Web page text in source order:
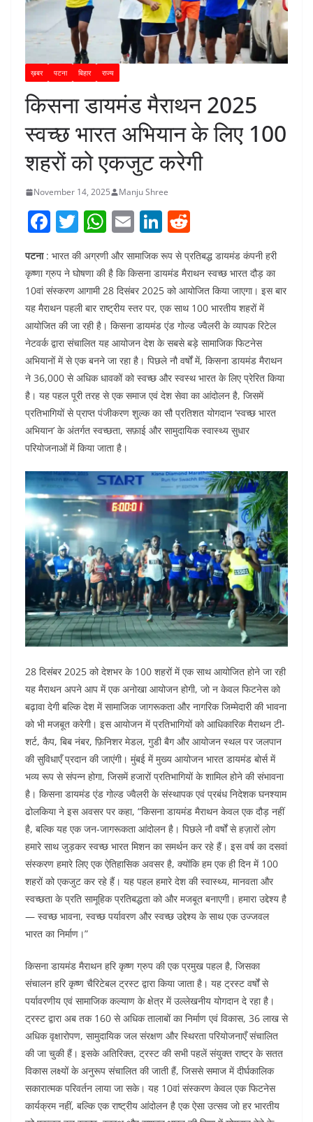
ख़बर पटना बिहार राज्य
किसना डायमंड मैराथन 2025
स्वच्छ भारत अभियान के लिए 100
शहरों को एकजुट करेगी
November 14, 2025 Manju Shree
F
c
e
b
o
o
k
T
w
itt
er
W
h
at
s
A
p
p
E
m
ai
l
Li
k
e
dI
n
e
d
di
t
पटना: भारत की अग्रणी और सामाजिक रूप से प्रतिबद्ध डायमंड कंपनी हरी
कृष्णा ग्रुप ने घोषणा की है कि किसना डायमंड मैराथन स्वच्छ भारत दौड़ का
10वां संस्करण आगामी 28 दिसंबर 2025 को आयोजित किया जाएगा। इस बार
यह मैराथन पहली बार राष्ट्रीय स्तर पर, एक साथ 100 भारतीय शहरों में
आयोजित की जा रही है। किसना डायमंड एंड गोल्ड ज्वैलरी के व्यापक रिटेल
नेटवर्क द्वारा संचालित यह आयोजन देश के सबसे बड़े सामाजिक फिटनेस
अभियानों में से एक बनने जा रहा है। पिछले नौ वर्षों में, किसना डायमंड मैराथन
ने 36,000 से अधिक धावकों को स्वच्छ और स्वस्थ भारत के लिए प्रेरित किया
है। यह पहल पूरी तरह से एक समाज एवं देश सेवा का आंदोलन है, जिसमें
प्रतिभागियों से प्राप्त पंजीकरण शुल्क का सौ प्रतिशत योगदान ‘स्वच्छ भारत
अभियान’ के अंतर्गत स्वच्छता, सफ़ाई और सामुदायिक स्वास्थ्य सुधार
परियोजनाओं में किया जाता है।
28 दिसंबर 2025 को देशभर के 100 शहरों में एक साथ आयोजित होने जा रही
यह मैराथन अपने आप में एक अनोखा आयोजन होगी, जो न केवल फिटनेस को
बढ़ावा देगी बल्कि देश में सामाजिक जागरूकता और नागरिक जिम्मेदारी की भावना
को भी मजबूत करेगी। इस आयोजन में प्रतिभागियों को आधिकारिक मैराथन टी-
शर्ट, कैप, बिब नंबर, फ़िनिशर मेडल, गुडी बैग और आयोजन स्थल पर जलपान
की सुविधाएँ प्रदान की जाएंगी। मुंबई में मुख्य आयोजन भारत डायमंड बोर्स में
भव्य रूप से संपन्न होगा, जिसमें हजारों प्रतिभागियों के शामिल होने की संभावना
है। किसना डायमंड एंड गोल्ड ज्वैलरी के संस्थापक एवं प्रबंध निदेशक घनश्याम
ढोलकिया ने इस अवसर पर कहा, “किसना डायमंड मैराथन केवल एक दौड़ नहीं
है, बल्कि यह एक जन-जागरूकता आंदोलन है। पिछले नौ वर्षों से हज़ारों लोग
हमारे साथ जुड़कर स्वच्छ भारत मिशन का समर्थन कर रहे हैं। इस वर्ष का दसवां
संस्करण हमारे लिए एक ऐतिहासिक अवसर है, क्योंकि हम एक ही दिन में 100
शहरों को एकजुट कर रहे हैं। यह पहल हमारे देश की स्वास्थ्य, मानवता और
स्वच्छता के प्रति सामूहिक प्रतिबद्धता को और मजबूत बनाएगी। हमारा उद्देश्य है
— स्वच्छ भावना, स्वच्छ पर्यावरण और स्वच्छ उद्देश्य के साथ एक उज्जवल
भारत का निर्माण।”
किसना डायमंड मैराथन हरि कृष्ण ग्रुप की एक प्रमुख पहल है, जिसका
संचालन हरि कृष्ण चैरिटेबल ट्रस्ट द्वारा किया जाता है। यह ट्रस्ट वर्षों से
पर्यावरणीय एवं सामाजिक कल्याण के क्षेत्र में उल्लेखनीय योगदान दे रहा है।
ट्रस्ट द्वारा अब तक 160 से अधिक तालाबों का निर्माण एवं विकास, 36 लाख से
अधिक वृक्षारोपण, सामुदायिक जल संरक्षण और स्थिरता परियोजनाएँ संचालित
की जा चुकी हैं। इसके अतिरिक्त, ट्रस्ट की सभी पहलें संयुक्त राष्ट्र के सतत
विकास लक्ष्यों के अनुरूप संचालित की जाती हैं, जिससे समाज में दीर्घकालिक
सकारात्मक परिवर्तन लाया जा सके। यह 10वां संस्करण केवल एक फिटनेस
कार्यक्रम नहीं, बल्कि एक राष्ट्रीय आंदोलन है एक ऐसा उत्सव जो हर भारतीय